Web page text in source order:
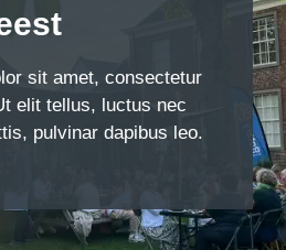
sit amet, consectetur
elit tellus, luctus nec
pulvinar dapibus leo.